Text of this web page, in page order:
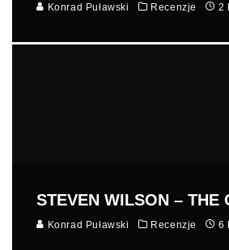
Konrad Puławski Recenzje 2
STEVEN WILSON – THE
Konrad Puławski Recenzje 6